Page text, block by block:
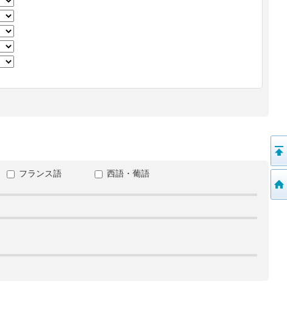
フランス語
西語・葡語